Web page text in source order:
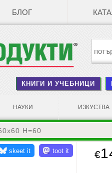
БЛОГ
КНИГИ И УЧЕБНИЦИ
НАУКИ ИЗКУСТВА
Н=60
€